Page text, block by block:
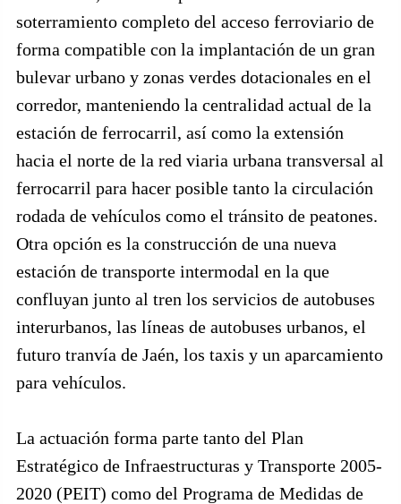
soterramiento completo del acceso ferroviario de
forma compatible con la implantación de un gran
bulevar urbano y zonas verdes dotacionales en el
corredor, manteniendo la centralidad actual de la
estación de ferrocarril, así como la extensión
hacia el norte de la red viaria urbana transversal al
ferrocarril para hacer posible tanto la circulación
rodada de vehículos como el tránsito de peatones.
Otra opción es la construcción de una nueva
estación de transporte intermodal en la que
confluyan junto al tren los servicios de autobuses
interurbanos, las líneas de autobuses urbanos, el
futuro tranvía de Jaén, los taxis y un aparcamiento
para vehículos.
La actuación forma parte tanto del Plan
Estratégico de Infraestructuras y Transporte 2005-
2020 (PEIT) como del Programa de Medidas de